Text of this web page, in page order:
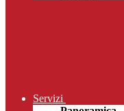
Servizi